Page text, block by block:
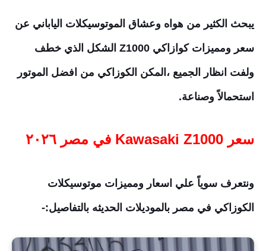
يبحث الكثير من هواه وعشاق الموتوسيكلات الياباني عن
سعر ومميزات كوازاكي Z1000 الشكل الذي خطف
ولفت انظار الجميع ،المكن الكوزاكي من افضل الموتور
استحمالاً وصناعة.
سعر Kawasaki Z1000 في مصر ٢٠٢٦
ونتعرف سوياً علي اسعار ومميزات موتوسيكلات
الكوزاكي في مصر بالموديلات الحديثه بالتفاصيل:-